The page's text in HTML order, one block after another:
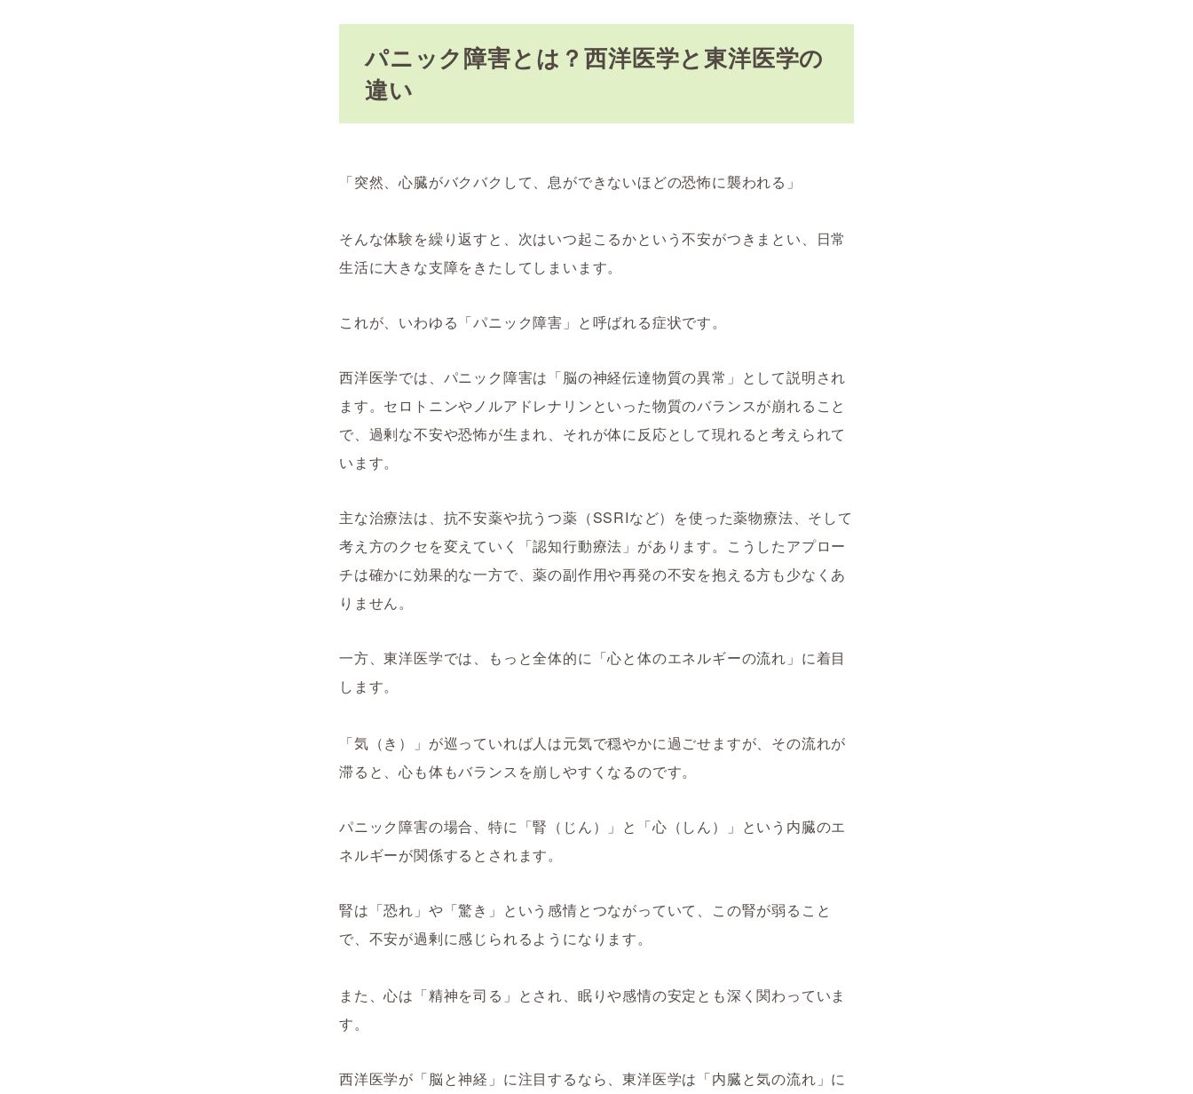
パニック障害とは？西洋医学と東洋医学の
違い
「突然、心臓がバクバクして、息ができないほどの恐怖に襲われる」
そんな体験を繰り返すと、次はいつ起こるかという不安がつきまとい、日常
生活に大きな支障をきたしてしまいます。
これが、いわゆる「パニック障害」と呼ばれる症状です。
西洋医学では、パニック障害は「脳の神経伝達物質の異常」として説明され
ます。セロトニンやノルアドレナリンといった物質のバランスが崩れること
で、過剰な不安や恐怖が生まれ、それが体に反応として現れると考えられて
います。
主な治療法は、抗不安薬や抗うつ薬（SSRIなど）を使った薬物療法、そして
考え方のクセを変えていく「認知行動療法」があります。こうしたアプロー
チは確かに効果的な一方で、薬の副作用や再発の不安を抱える方も少なくあ
りません。
一方、東洋医学では、もっと全体的に「心と体のエネルギーの流れ」に着目
します。
「気（き）」が巡っていれば人は元気で穏やかに過ごせますが、その流れが
滞ると、心も体もバランスを崩しやすくなるのです。
パニック障害の場合、特に「腎（じん）」と「心（しん）」という内臓のエ
ネルギーが関係するとされます。
腎は「恐れ」や「驚き」という感情とつながっていて、この腎が弱ること
で、不安が過剰に感じられるようになります。
また、心は「精神を司る」とされ、眠りや感情の安定とも深く関わっていま
す。
西洋医学が「脳と神経」に注目するなら、東洋医学は「内臓と気の流れ」に